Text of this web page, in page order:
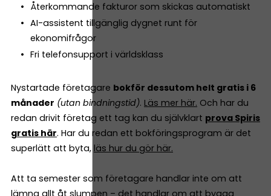
Återkommande fakturor som skickas automatiskt
AI-assistent tillgänglig dygnet runt för
ekonomifrågor
Fri telefonsupport i världsklass
Nystartade företagare bokför dessutom helt gratis i 6
månader (utan bindningstid). Läs mer här. Och har du
redan drivit företag ett tag kan du självklart prova Spiris
gratis här. Har du redan ett bokföringsprogram är det
superlätt att byta, läs hur du gör här.
Att ta semester som företagare handlar inte om att